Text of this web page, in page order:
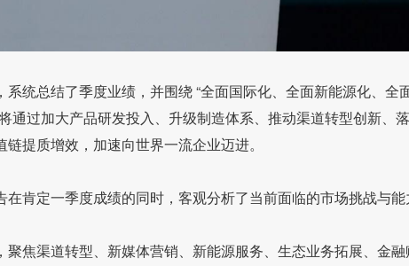
统总结了季度业绩，并围绕 “全面国际化、全面新能源化、全
通过加大产品研发投入、升级制造体系、推动渠道转型创新、
提质增效，加速向世界一流企业迈进。
肯定一季度成绩的同时，客观分析了当前面临的市场挑战与能
焦渠道转型、新媒体营销、新能源服务、生态业务拓展、金融